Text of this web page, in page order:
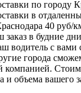
по городу
в
40 руб/
заказ в будние
водитель с вами
города
компанией.
и объема вашего